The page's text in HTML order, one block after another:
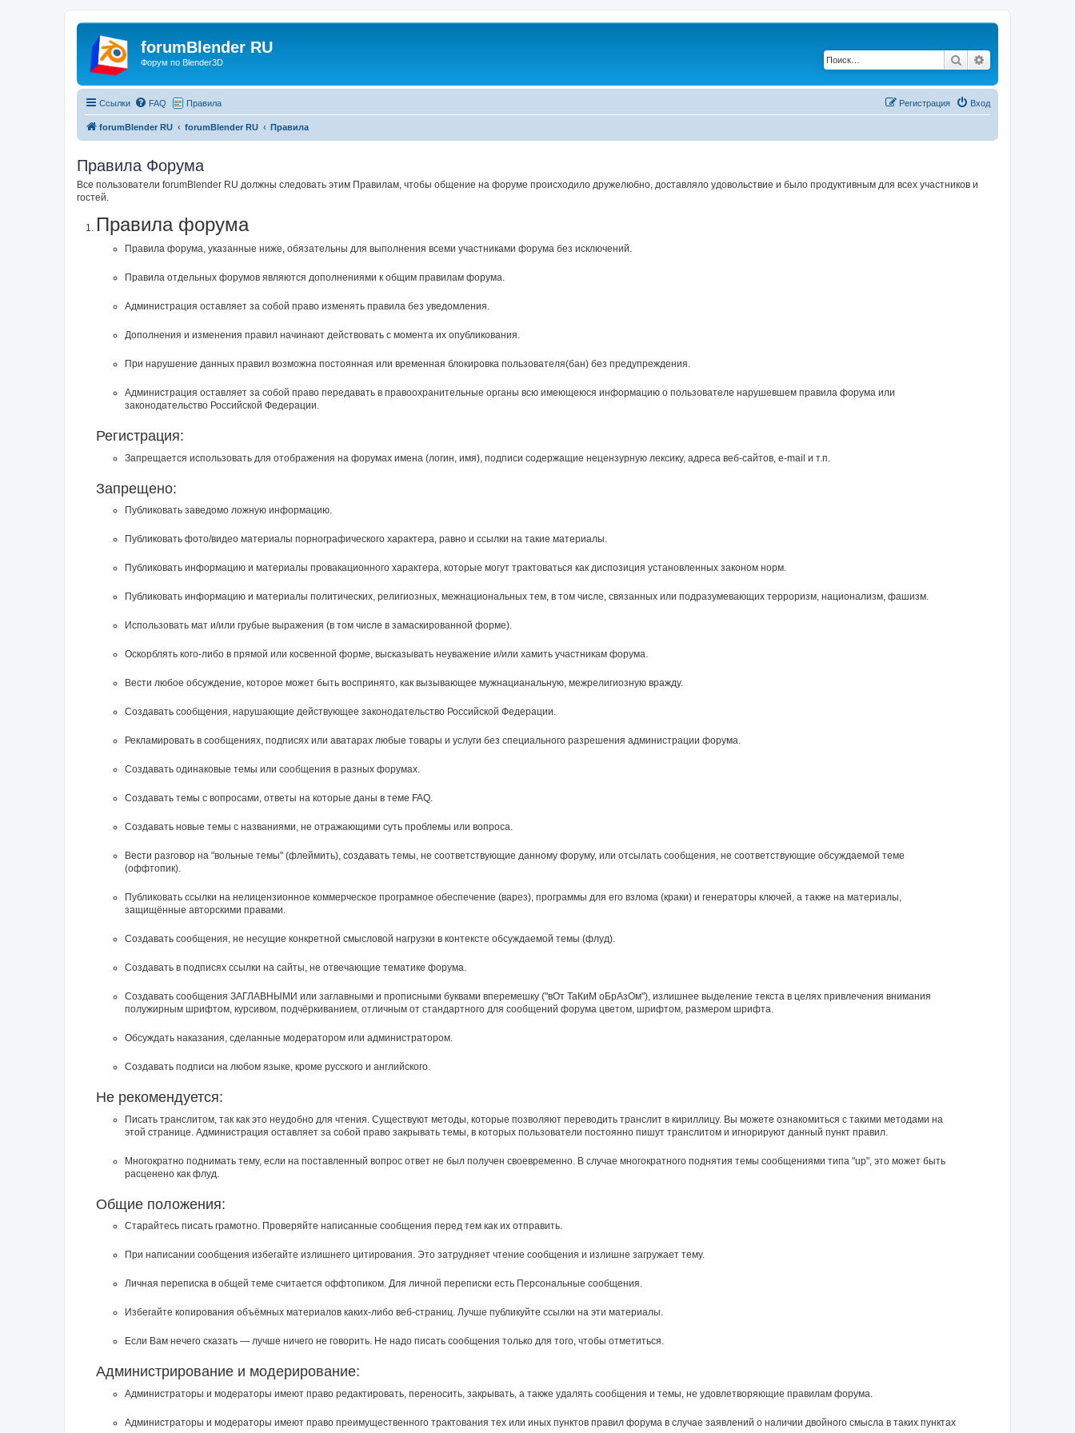
forumBlender RU
Форум по Blender3D Поиск
Ссылки FAQ Правила Вход
Регистрация
forumBlender RU forumBlender RU Правила
Правила Форума
Все пользователи forumBlender RU должны следовать этим Правилам, чтобы общение на форуме происходило дружелюбно, доставляло удовольствие и было продуктивным для всех участников и
гостей.
Правила форума
Правила форума, указанные ниже, обязательны для выполнения всеми участниками форума без исключений.
Правила отдельных форумов являются дополнениями к общим правилам форума.
Администрация оставляет за собой право изменять правила без уведомления.
Дополнения и изменения правил начинают действовать с момента их опубликования.
При нарушение данных правил возможна постоянная или временная блокировка пользователя(бан) без предупреждения.
Администрация оставляет за собой право передавать в правоохранительные органы всю имеющеюся информацию о пользователе нарушевшем правила форума или
законодательство Российской Федерации.
Регистрация:
Запрещается использовать для отображения на форумах имена (логин, имя), подписи содержащие нецензурную лексику, адреса веб-сайтов, e-mail и т.п.
Запрещено:
Публиковать заведомо ложнyю инфоpмацию.
Публиковать фото/видео материалы порнографического характера, равно и ссылки на такие материалы.
Публиковать инфоpмацию и материалы провакационного характера, которые могут трактоваться как диспозиция установленных законом норм.
Публиковать информацию и материалы политических, религиозных, межнациональных тем, в том числе, связанных или подразумевающих терроризм, национализм, фашизм.
Использовать мат и/или грубые выражения (в том числе в замаскированной форме).
Оскорблять кого-либо в прямой или косвенной форме, высказывать неуважение и/или хамить участникам форума.
Вести любое обсуждение, которое может быть воспринято, как вызывающее мужнацианальную, межрелигиозную вражду.
Создавать сообщения, наpyшающие действyющее законодательство Российской Федерации.
Рекламировать в сообщениях, подписях или аватарах любые товары и услуги без специального разрешения администрации форума.
Создавать одинаковые темы или сообщения в разных форумах.
Создавать темы с вопросами, ответы на которые даны в теме FAQ.
Создавать новые темы с названиями, не отражающими суть проблемы или вопроса.
Вести разговор на "вольные темы" (флеймить), создавать темы, не соответствующие данному форуму, или отсылать сообщения, не соответствующие обсуждаемой теме
(оффтопик).
Публиковать ссылки на нелицензионное коммерческое програмное обеспечение (варез), программы для его взлома (краки) и генераторы ключей, а также на материалы,
защищённые авторскими правами.
Создавать сообщения, не несущие конкретной смысловой нагрузки в контексте обсуждаемой темы (флуд).
Создавать в подписях ссылки на сайты, не отвечающие тематике форума.
Cоздавать сообщения ЗАГЛАВНЫМИ или заглавными и прописными буквами вперемешку ("вОт ТаКиМ оБрАзОм"), излишнее выделение текста в целях привлечения внимания
полужирным шрифтом, курсивом, подчёркиванием, отличным от стандартного для сообщений форума цветом, шрифтом, размером шрифта.
Обсуждать наказания, сделанные модератором или администратором.
Создавать подписи на любом языке, кроме русского и английского.
Не рекомендуется:
Писать транслитом, так как это неудобно для чтения. Существуют методы, которые позволяют переводить транслит в кириллицу. Вы можете ознакомиться с такими методами на
этой странице. Администрация оставляет за собой право закрывать темы, в которых пользователи постоянно пишут транслитом и игнорируют данный пункт правил.
Многократно поднимать тему, если на поставленный вопрос ответ не был получен своевременно. В случае многократного поднятия темы сообщениями типа "up", это может быть
расценено как флуд.
Общие положения:
Старайтесь писать грамотно. Проверяйте написанные сообщения перед тем как их отправить.
При написании сообщения избегайте излишнего цитирования. Это затрудняет чтение сообщения и излишне загружает тему.
Личная переписка в общей теме считается оффтопиком. Для личной переписки есть Персональные сообщения.
Избегайте копирования объёмных материалов каких-либо веб-страниц. Лучше публикуйте ссылки на эти материалы.
Если Вам нечего сказать — лучше ничего не говорить. Не надо писать сообщения только для того, чтобы отметиться.
Администрирование и модерирование:
Администраторы и модераторы имеют право редактировать, переносить, закрывать, а также удалять сообщения и темы, не удовлетворяющие правилам форума.
Администраторы и модераторы имеют право преимущественного трактования тех или иных пунктов правил форума в случае заявлений о наличии двойного смысла в таких пунктах